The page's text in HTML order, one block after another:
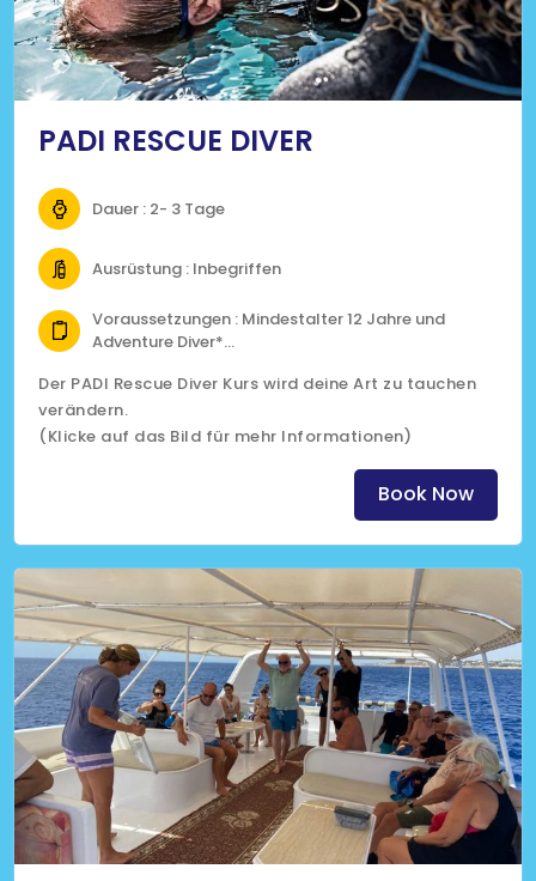
PADI RESCUE DIVER
Dauer : 2- 3 Tage
Ausrüstung : Inbegriffen
Voraussetzungen : Mindestalter 12 Jahre und
Adventure Diver*
Fragebogen
Erste-Hilfe-Kurs inklusive HLW innerhalb der letzten
24 Monate
Der PADI Rescue Diver Kurs wird deine Art zu tauchen
verändern.
(Klicke auf das Bild für mehr Informationen)
Book Now